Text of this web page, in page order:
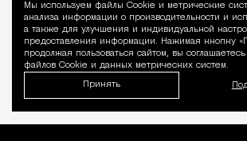
Мы используем файлы Сookie и метрические
анализа информации о производительности и
а также для улучшения и индивидуальной
предоставления информации. Нажимая кнопку
продолжая пользоваться сайтом, вы
файлов Cookie и данных метрических систем.
Принять